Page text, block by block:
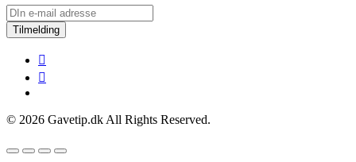
Tilmelding
© 2026 Gavetip.dk All Rights Reserved.